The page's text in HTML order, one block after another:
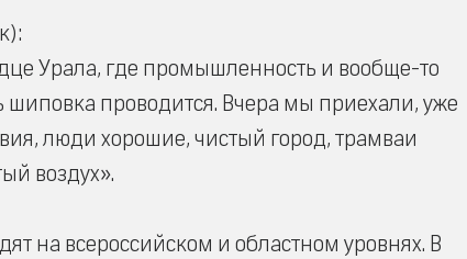
Урала, где промышленность и вообще-то
шиповка проводится. Вчера мы приехали, уже
люди хорошие, чистый город, трамваи
воздух».
на всероссийском и областном уровнях. В